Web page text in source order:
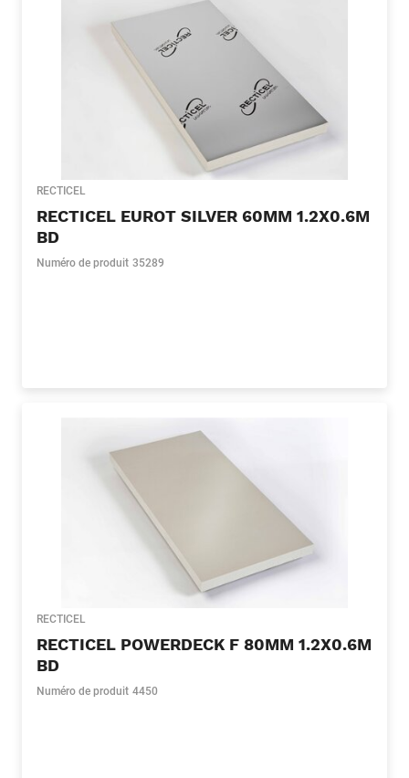
RECTICEL
RECTICEL EUROT SILVER 60MM 1.2X0.6M
BD
Numéro de produit 35289
RECTICEL
RECTICEL POWERDECK F 80MM 1.2X0.6M
BD
Numéro de produit 4450